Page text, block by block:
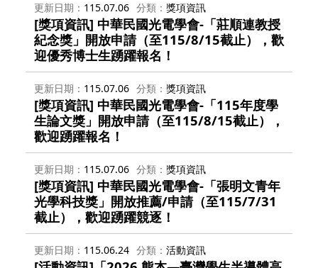
更新日期 115.07.06 分類 獎項資訊
[獎項資訊] 中華民國光電學會-「莊順連教授
紀念獎」開放申請（至115/8/15截止），歡
迎優秀博士生踴躍報名！
更新日期 115.07.06 分類 獎項資訊
[獎項資訊] 中華民國光電學會-「115年度學
生論文獎」開放申請（至115/8/15截止），
歡迎踴躍報名！
更新日期 115.07.06 分類 獎項資訊
[獎項資訊] 中華民國光電學會-「張明文青年
光學科技獎」開放推薦/申請（至115/7/31
截止），歡迎踴躍競逐！
更新日期 115.06.24 分類 活動資訊